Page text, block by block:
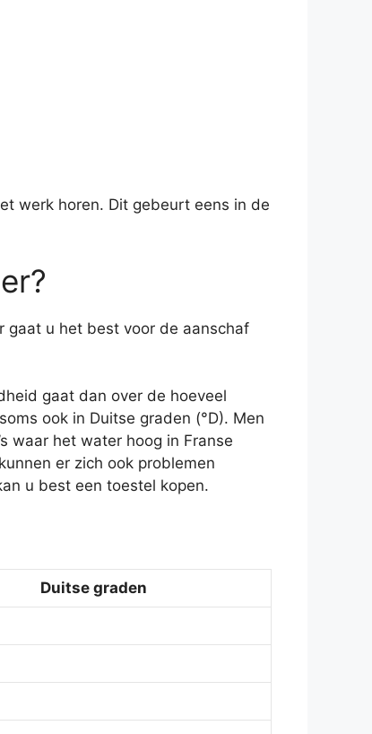
werk horen. Dit gebeurt eens in de
gaat u het best voor de aanschaf
gaat dan over de hoeveel
ook in Duitse graden (°D). Men
waar het water hoog in Franse
er zich ook problemen
u best een toestel kopen.
Duitse graden